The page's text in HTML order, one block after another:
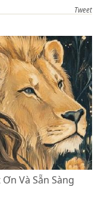
Tweet
Và Sẵn Sàng